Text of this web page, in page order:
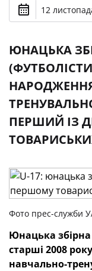
12
ЮНАЦЬКА
ПЕРШИЙ ІЗ
Фото прес-служби
Юнацька збірна
старші 2008
навчально-